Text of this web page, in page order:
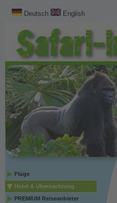
Deutsch English
Flüge
Hotel & Übernachtung
PREMIUM Reiseanbieter